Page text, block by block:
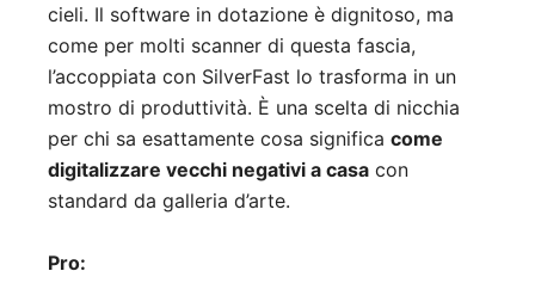
cieli. Il software in dotazione è dignitoso, ma
come per molti scanner di questa fascia,
l’accoppiata con SilverFast lo trasforma in un
mostro di produttività. È una scelta di nicchia
per chi sa esattamente cosa significa come
digitalizzare vecchi negativi a casa con
standard da galleria d’arte.
Pro: